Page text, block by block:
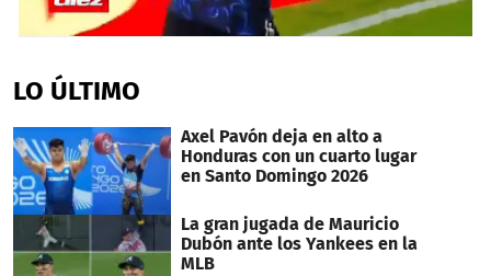
of
44
LO ÚLTIMO
Axel Pavón deja en alto a
Honduras con un cuarto lugar
en Santo Domingo 2026
La gran jugada de Mauricio
Dubón ante los Yankees en la
MLB